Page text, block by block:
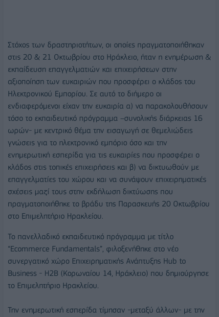
Στόχος των δραστηριοτήτων, οι οποίες πραγματοποιήθηκαν
στις 20 & 21 Οκτωβρίου στο Ηράκλειο, ήταν η ενημέρωση &
εκπαίδευση επαγγελματιών και επιχειρήσεων στην
αξιοποίηση των ευκαιριών που προσφέρει ο κλάδος του
Ηλεκτρονικού Εμπορίου. Σε αυτό το διήμερο οι
ενδιαφερόμενοι είχαν την ευκαιρία α) να παρακολουθήσουν
τόσο το εκπαιδευτικό πρόγραμμα –συνολικής διάρκειας 16
ωρών- με κεντρικό θέμα την εισαγωγή σε θεμελιώδεις
γνώσεις για το ηλεκτρονικό εμπόριο όσο και την
ενημερωτική εσπερίδα για τις ευκαιρίες που προσφέρει ο
κλάδος στις τοπικές επιχειρήσεις και β) να δικτυωθούν με
επαγγελματίες του χώρου και να συνάψουν επιχειρηματικές
σχέσεις μαζί τους στην εκδήλωση δικτύωσης που
πραγματοποιήθηκε το βράδυ της Παρασκευής 20 Οκτωβρίου
στο Επιμελητήριο Ηρακλείου.
Το πανελλαδικό εκπαιδευτικό πρόγραμμα με τίτλο
“Ecommerce Fundamentals”, φιλοξενήθηκε στο νέο
συνεργατικό χώρο Επιχειρηματικής Ανάπτυξης Hub to
Business - H2B (Κορωναίου 14, Ηράκλειο) που δημιούργησε
το Επιμελητήριο Ηρακλείου.
Την ενημερωτική εσπερίδα τίμησαν -μεταξύ άλλων- με την